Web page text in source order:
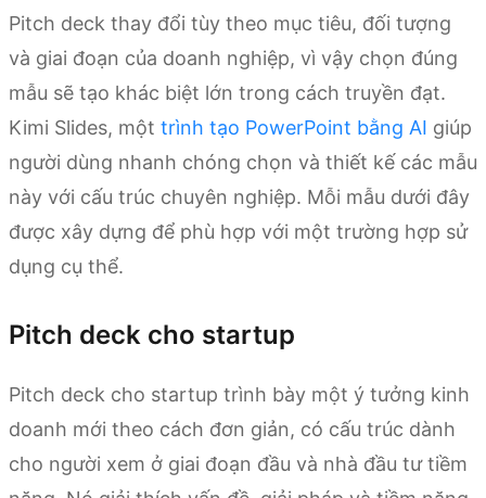
Pitch deck thay đổi tùy theo mục tiêu, đối tượng
và giai đoạn của doanh nghiệp, vì vậy chọn đúng
mẫu sẽ tạo khác biệt lớn trong cách truyền đạt.
Kimi Slides, một trình tạo PowerPoint bằng AI giúp
người dùng nhanh chóng chọn và thiết kế các mẫu
này với cấu trúc chuyên nghiệp. Mỗi mẫu dưới đây
được xây dựng để phù hợp với một trường hợp sử
dụng cụ thể.
Pitch deck cho startup
Pitch deck cho startup trình bày một ý tưởng kinh
doanh mới theo cách đơn giản, có cấu trúc dành
cho người xem ở giai đoạn đầu và nhà đầu tư tiềm